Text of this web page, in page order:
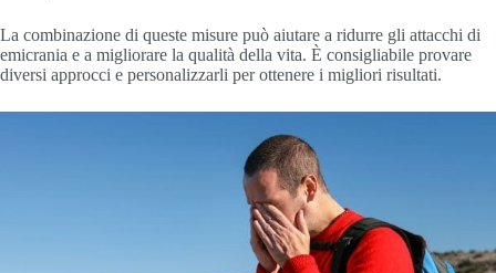
La combinazione di queste misure può aiutare a ridurre gli attacchi di
emicrania e a migliorare la qualità della vita. È consigliabile provare
diversi approcci e personalizzarli per ottenere i migliori risultati.